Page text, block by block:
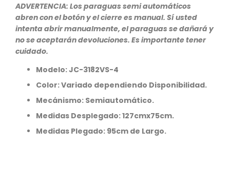
ADVERTENCIA: Los paraguas semi automáticos
abren con el botón y el cierre es manual. Sí usted
intenta abrir manualmente, el paraguas se dañará y
no se aceptarán devoluciones. Es importante tener
cuidado.
Modelo:JC-3182VS-4
Color: Variado dependiendo Disponibilidad.
Mecánismo: Semiautomático.
Medidas Desplegado: 127cmx75cm.
Medidas Plegado: 95cm de Largo.